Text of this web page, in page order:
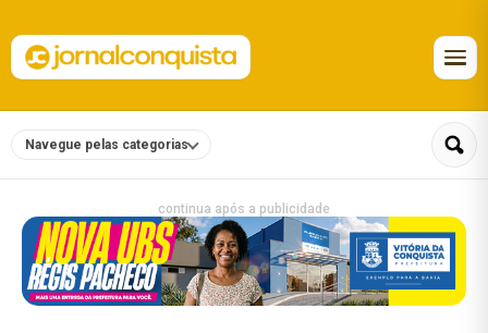
Navegue pelas categorias
continua após a publicidade